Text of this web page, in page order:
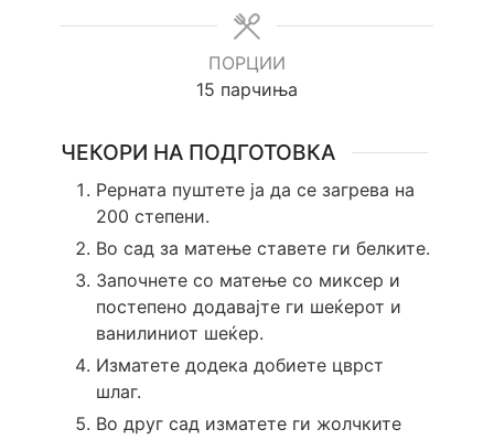
ПОРЦИИ
15 парчиња
ЧЕКОРИ НА ПОДГОТОВКА
Рерната пуштете ја да се загрева на
200 степени.
Во сад за матење ставете ги белките.
Започнете со матење со миксер и
постепено додавајте ги шеќерот и
ванилиниот шеќер.
Изматете додека добиете цврст
шлаг.
Во друг сад изматете ги жолчките